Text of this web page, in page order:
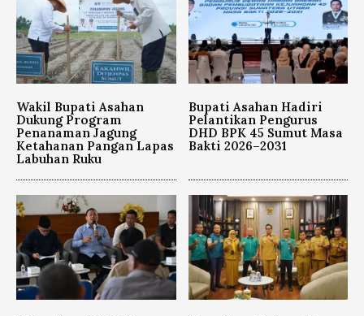
Wakil Bupati Asahan
Dukung Program
Penanaman Jagung
Ketahanan Pangan Lapas
Labuhan Ruku
Bupati Asahan Hadiri
Pelantikan Pengurus
DHD BPK 45 Sumut Masa
Bakti 2026–2031